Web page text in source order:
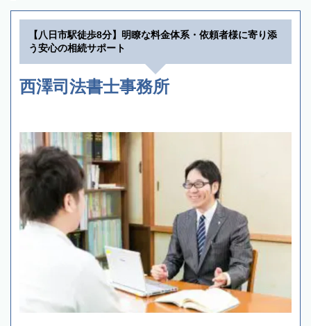
【八日市駅徒歩8分】明瞭な料金体系・依頼者様に寄り添
う安心の相続サポート
西澤司法書士事務所